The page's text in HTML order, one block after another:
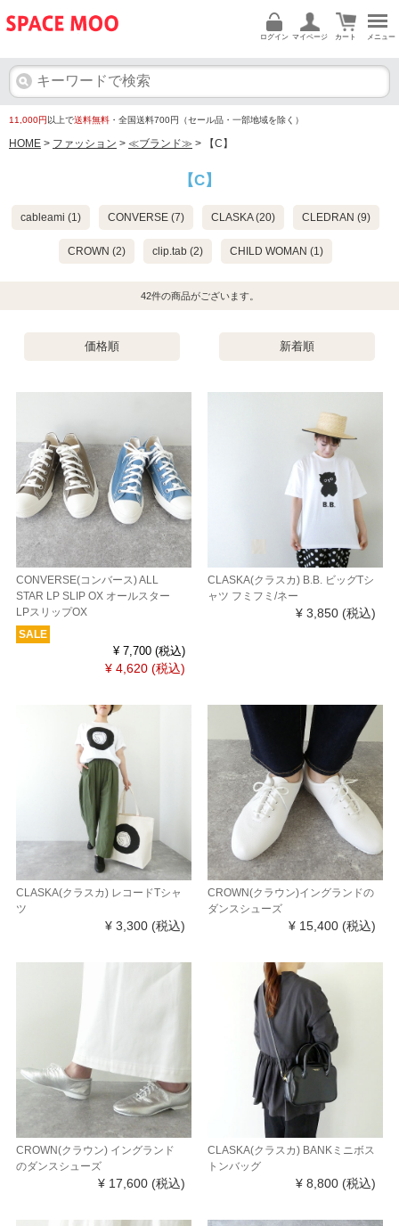
メニュー
カート
マイページ
ログイン
11,000円 以上で送料無料 ・全国送料700円（セール品・一部地域を除く）
HOME > ファッション > ≪ブランド≫ > 【C】
【C】
cableami (1) CONVERSE (7) CLASKA (20) CLEDRAN (9)
CROWN (2) clip.tab (2) CHILD WOMAN (1)
42件の商品がございます。
価格順 新着順
CONVERSE(コンバース) ALL
STAR LP SLIP OX オールスター
LPスリップOX
SALE
¥ 7,700 (税込)
¥ 4,620 (税込)
CLASKA(クラスカ) B.B. ビッグTシ
ャツ フミフミ/ネー
¥ 3,850 (税込)
CLASKA(クラスカ) レコードTシャ
ツ
¥ 3,300 (税込)
CROWN(クラウン)イングランドの
ダンスシューズ
¥ 15,400 (税込)
CROWN(クラウン) イングランド
のダンスシューズ
¥ 17,600 (税込)
CLASKA(クラスカ) BANKミニボス
トンバッグ
¥ 8,800 (税込)